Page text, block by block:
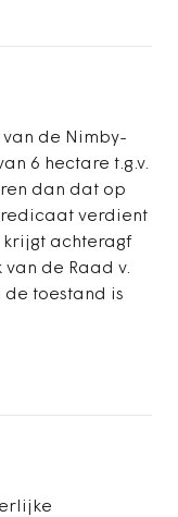
de Nimby-
6 hectare t.g.v.
dan dat op
verdient
achteragf
de Raad v.
de toestand is